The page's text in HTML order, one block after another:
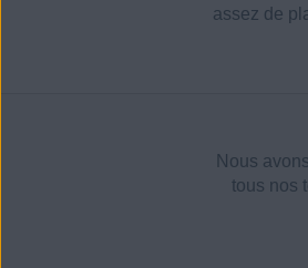
assez de
Nous
tous nos